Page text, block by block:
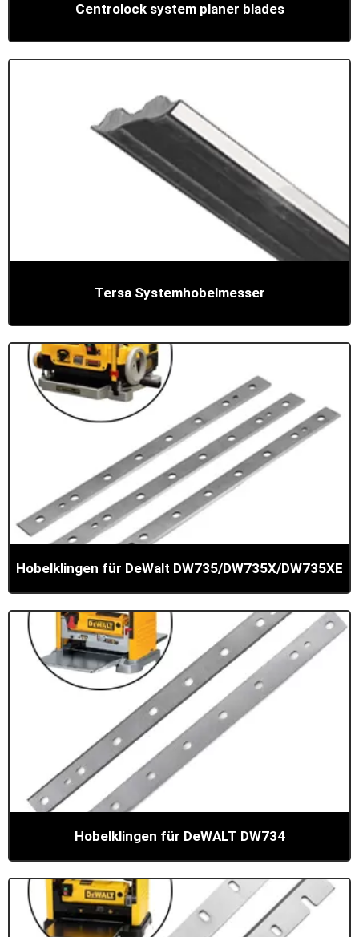
Centrolock system planer blades
Tersa Systemhobelmesser
Hobelklingen für DeWalt DW735/DW735X/DW735XE
Hobelklingen für DeWALT DW734